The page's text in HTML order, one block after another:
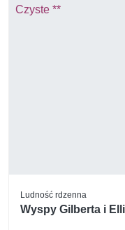
Ludność rdzenna
Wyspy Gilberta i